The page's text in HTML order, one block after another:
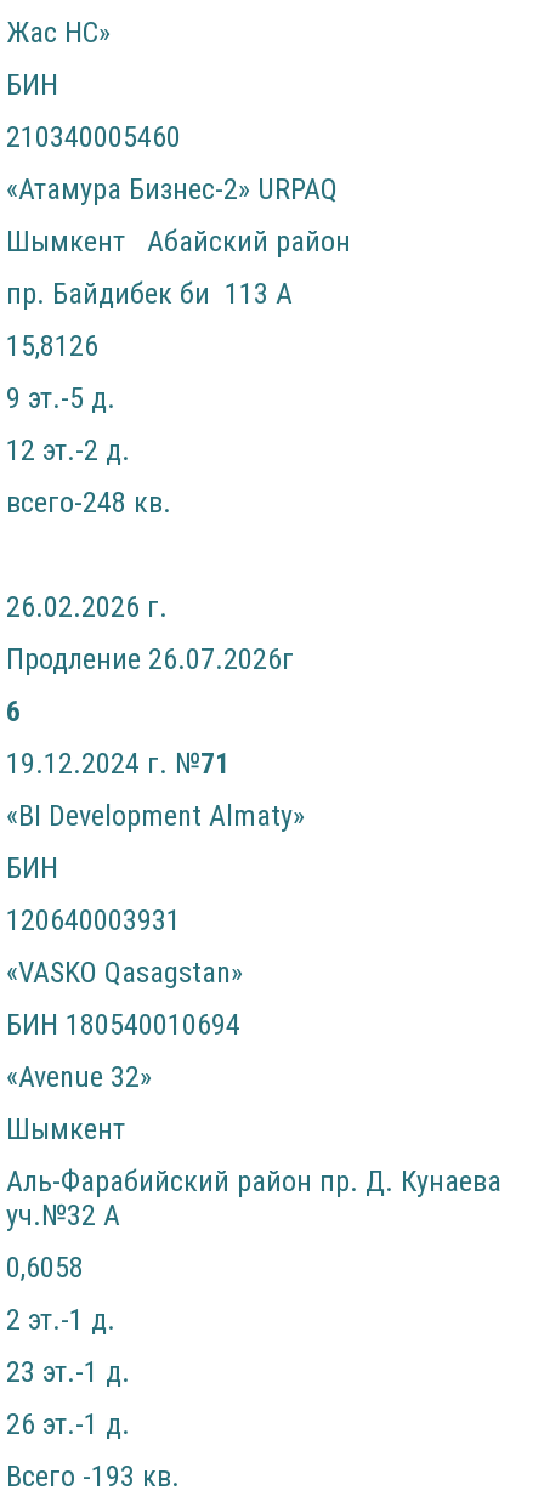
Жас НС»
БИН
210340005460
«Атамура Бизнес-2» URPAQ
Шымкент Абайский район
пр. Байдибек би 113 А
15,8126
9 эт.-5 д.
12 эт.-2 д.
всего-248 кв.
26.02.2026 г.
Продление 26.07.2026г
6
19.12.2024 г. №71
«BI Development Almaty»
БИН
120640003931
«VASKO Qasagstan»
БИН 180540010694
«Avenue 32»
Шымкент
Аль-Фарабийский район пр. Д. Кунаева
уч.№32 А
0,6058
2 эт.-1 д.
23 эт.-1 д.
26 эт.-1 д.
Всего -193 кв.